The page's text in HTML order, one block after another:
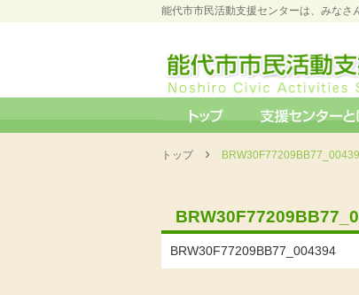
能代市市民活動支援センターは、みなさ
トップ ›
BRW30F77209BB77_004394